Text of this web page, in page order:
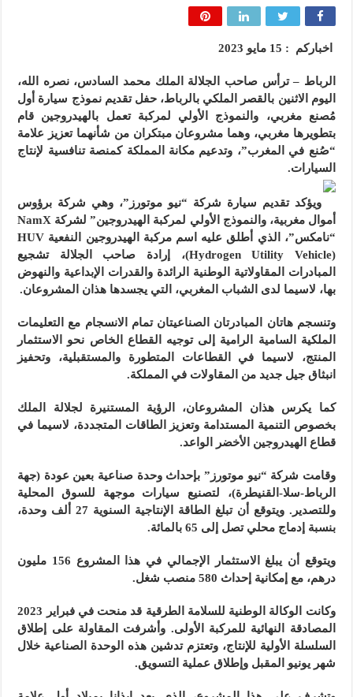
اخباركم : 15 مايو 2023
الرباط – ترأس صاحب الجلالة الملك محمد السادس، نصره الله،
اليوم الاثنين بالقصر الملكي بالرباط، حفل تقديم نموذج سيارة أول
مُصنع مغربي، والنموذج الأولي لمركبة تعمل بالهيدروجين قام
بتطويرها مغربي، وهما مشروعان مبتكران من شأنهما تعزيز علامة
“صُنع في المغرب”، وتدعيم مكانة المملكة كمنصة تنافسية لإنتاج
السيارات.
ويؤكد تقديم سيارة شركة “نيو موتورز”، وهي شركة برؤوس
أموال مغربية، والنموذج الأولي لمركبة الهيدروجين” لشركة NamX
“نامكس”، الذي أطلق عليه اسم مركبة الهيدروجين النفعية HUV
(Hydrogen Utility Vehicle)، إرادة صاحب الجلالة تشجيع
المبادرات المقاولاتية الوطنية الرائدة والقدرات الإبداعية والنهوض
بها، لاسيما لدى الشباب المغربي، التي يجسدها هذان المشروعان.
وتنسجم هاتان المبادرتان الصناعيتان تمام الانسجام مع التعليمات
الملكية السامية الرامية إلى توجيه القطاع الخاص نحو الاستثمار
المنتج، لاسيما في القطاعات المتطورة والمستقبلية، وتحفيز
انبثاق جيل جديد من المقاولات في المملكة.
كما يكرس هذان المشروعان، الرؤية المستنيرة لجلالة الملك
بخصوص التنمية المستدامة وتعزيز الطاقات المتجددة، لاسيما في
قطاع الهيدروجين الأخضر الواعد.
وقامت شركة “نيو موتورز” بإحداث وحدة صناعية بعين عودة (جهة
الرباط-سلا-القنيطرة)، لتصنيع سيارات موجهة للسوق المحلية
وللتصدير. ويتوقع أن تبلغ الطاقة الإنتاجية السنوية 27 ألف وحدة،
بنسبة إدماج محلي تصل إلى 65 بالمائة.
ويتوقع أن يبلغ الاستثمار الإجمالي في هذا المشروع 156 مليون
درهم، مع إمكانية إحداث 580 منصب شغل.
وكانت الوكالة الوطنية للسلامة الطرقية قد منحت في فبراير 2023
المصادقة النهائية للمركبة الأولى. وأشرفت المقاولة على إطلاق
السلسلة الأولية للإنتاج، وتعتزم تدشين هذه الوحدة الصناعية خلال
شهر يونيو المقبل وإطلاق عملية التسويق.